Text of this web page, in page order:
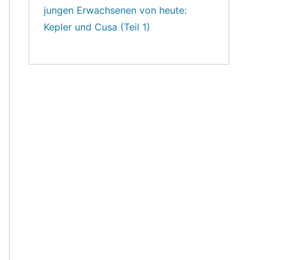
jungen Erwachsenen von heute:
Kepler und Cusa (Teil 1)